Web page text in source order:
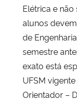
Controladoria-Geral da
Ministério da Mulher, da
Secretaria-Geral
Secretaria de Governo
Elétrica e não
alunos
de
semestre
exato está
UFSM
Orientador –